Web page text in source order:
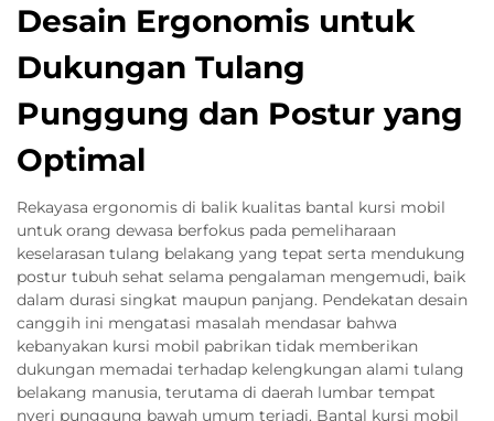
Desain Ergonomis untuk
Dukungan Tulang
Punggung dan Postur yang
Optimal
Rekayasa ergonomis di balik kualitas bantal kursi mobil
untuk orang dewasa berfokus pada pemeliharaan
keselarasan tulang belakang yang tepat serta mendukung
postur tubuh sehat selama pengalaman mengemudi, baik
dalam durasi singkat maupun panjang. Pendekatan desain
canggih ini mengatasi masalah mendasar bahwa
kebanyakan kursi mobil pabrikan tidak memberikan
dukungan memadai terhadap kelengkungan alami tulang
belakang manusia, terutama di daerah lumbar tempat
nyeri punggung bawah umum terjadi. Bantal kursi mobil